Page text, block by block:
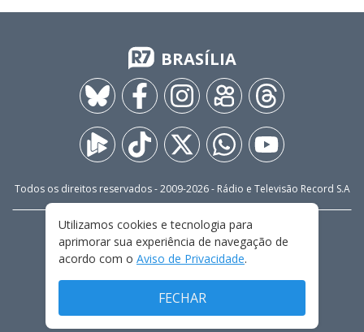
BRASÍLIA
Todos os direitos reservados - 2009-2026- Rádio e Televisão Record S.A
FALE CONOSCO
PRIVACIDADE
TERMOS E CONDIÇÕES DE USO
Utilizamos cookies e tecnologia para
aprimorar sua experiência de navegação de
acordo com o Aviso de Privacidade.
FECHAR